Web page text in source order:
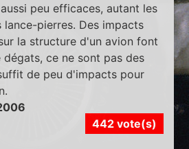
peu efficaces, autant les
lance-pierres. Des impacts
la structure d'un avion font
ce ne sont pas des
de peu d'impacts pour
442 vote(s)